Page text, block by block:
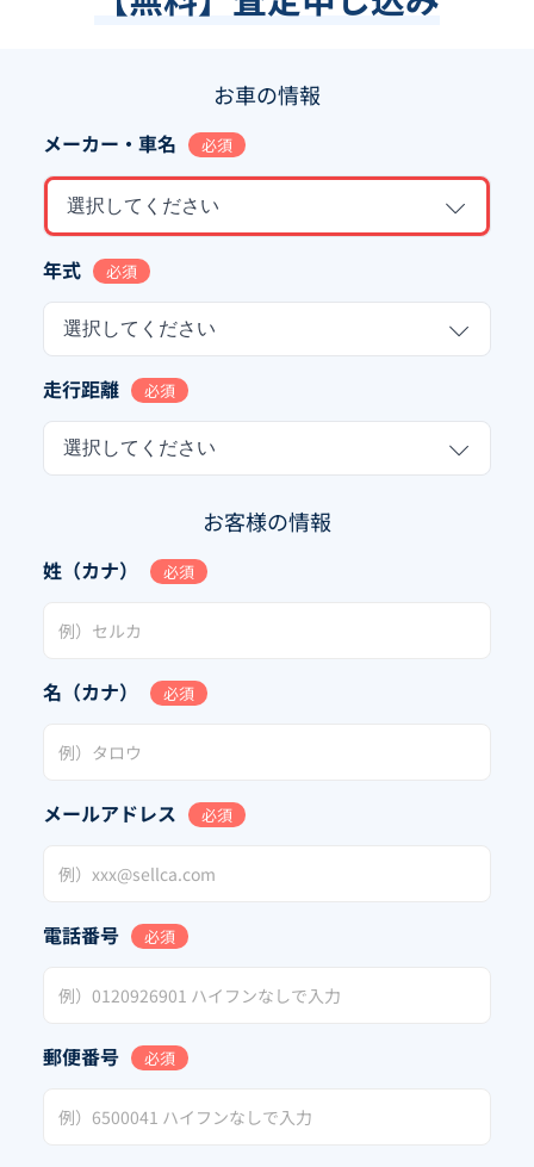
お車の情報
メーカー・車名 必須
選択してください
年式 必須
選択してください
走行距離 必須
選択してください
お客様の情報
姓（カナ） 必須
名（カナ） 必須
メールアドレス 必須
電話番号 必須
郵便番号 必須